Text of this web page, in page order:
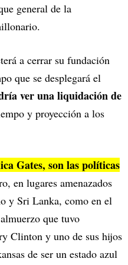
general de la
a cerrar su fundación
que se desplegará el
ver una liquidación de
y proyección a los
Gates, son las políticas
en lugares amenazados
y Sri Lanka, como en el
que tuvo
Clinton y uno de sus hijos
de ser un estado azul